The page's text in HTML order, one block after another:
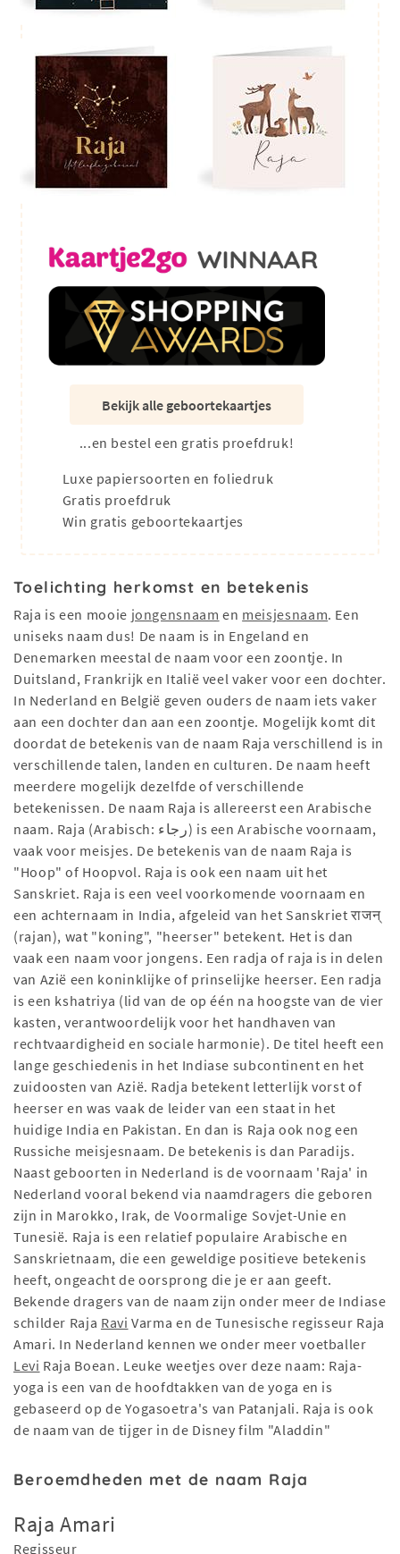
Bekijk alle geboortekaartjes
...en bestel een gratis proefdruk!
Luxe papiersoorten en foliedruk
Gratis proefdruk
Win gratis geboortekaartjes
Toelichting herkomst en betekenis
Raja is een mooie jongensnaam en meisjesnaam. Een
uniseks naam dus! De naam is in Engeland en
Denemarken meestal de naam voor een zoontje. In
Duitsland, Frankrijk en Italië veel vaker voor een dochter.
In Nederland en België geven ouders de naam iets vaker
aan een dochter dan aan een zoontje. Mogelijk komt dit
doordat de betekenis van de naam Raja verschillend is in
verschillende talen, landen en culturen. De naam heeft
meerdere mogelijk dezelfde of verschillende
betekenissen. De naam Raja is allereerst een Arabische
naam. Raja (Arabisch: رجاء) is een Arabische voornaam,
vaak voor meisjes. De betekenis van de naam Raja is
"Hoop" of Hoopvol. Raja is ook een naam uit het
Sanskriet. Raja is een veel voorkomende voornaam en
een achternaam in India, afgeleid van het Sanskriet राजन्
(rajan), wat "koning", "heerser" betekent. Het is dan
vaak een naam voor jongens. Een radja of raja is in delen
van Azië een koninklijke of prinselijke heerser. Een radja
is een kshatriya (lid van de op één na hoogste van de vier
kasten, verantwoordelijk voor het handhaven van
rechtvaardigheid en sociale harmonie). De titel heeft een
lange geschiedenis in het Indiase subcontinent en het
zuidoosten van Azië. Radja betekent letterlijk vorst of
heerser en was vaak de leider van een staat in het
huidige India en Pakistan. En dan is Raja ook nog een
Russiche meisjesnaam. De betekenis is dan Paradijs.
Naast geboorten in Nederland is de voornaam 'Raja' in
Nederland vooral bekend via naamdragers die geboren
zijn in Marokko, Irak, de Voormalige Sovjet-Unie en
Tunesië. Raja is een relatief populaire Arabische en
Sanskrietnaam, die een geweldige positieve betekenis
heeft, ongeacht de oorsprong die je er aan geeft.
Bekende dragers van de naam zijn onder meer de Indiase
schilder Raja Ravi Varma en de Tunesische regisseur Raja
Amari. In Nederland kennen we onder meer voetballer
Levi Raja Boean. Leuke weetjes over deze naam: Raja-
yoga is een van de hoofdtakken van de yoga en is
gebaseerd op de Yogasoetra's van Patanjali. Raja is ook
de naam van de tijger in de Disney film "Aladdin"
Beroemdheden met de naam Raja
Raja Amari
Regisseur